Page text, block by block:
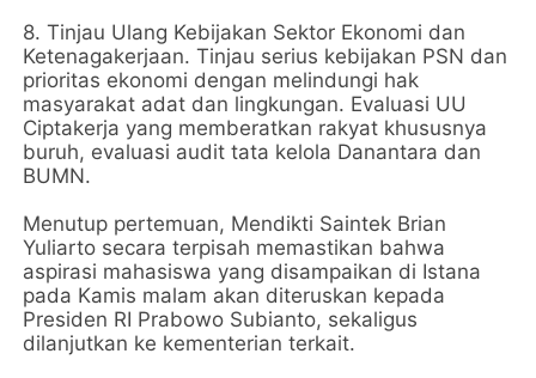
8. Tinjau Ulang Kebijakan Sektor Ekonomi dan
Ketenagakerjaan. Tinjau serius kebijakan PSN dan
prioritas ekonomi dengan melindungi hak
masyarakat adat dan lingkungan. Evaluasi UU
Ciptakerja yang memberatkan rakyat khususnya
buruh, evaluasi audit tata kelola Danantara dan
BUMN.
Menutup pertemuan, Mendikti Saintek Brian
Yuliarto secara terpisah memastikan bahwa
aspirasi mahasiswa yang disampaikan di Istana
pada Kamis malam akan diteruskan kepada
Presiden RI Prabowo Subianto, sekaligus
dilanjutkan ke kementerian terkait.